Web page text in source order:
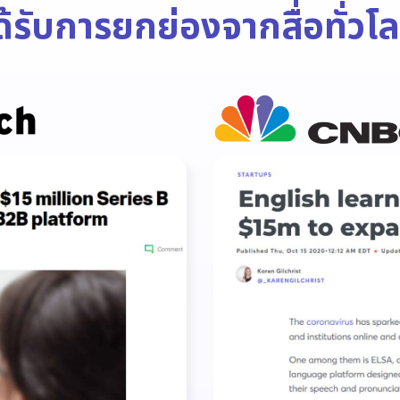
รับการยกย่องจากสื่อทั่วโ